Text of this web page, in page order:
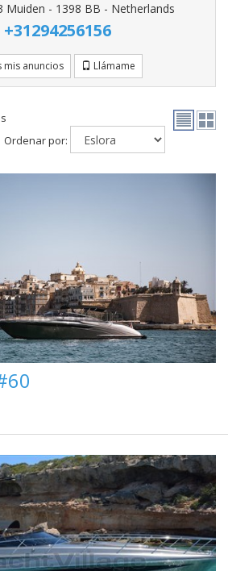
Muiden - 1398 BB - Netherlands
+31294256156
mis anuncios Llámame
Ordenar por: